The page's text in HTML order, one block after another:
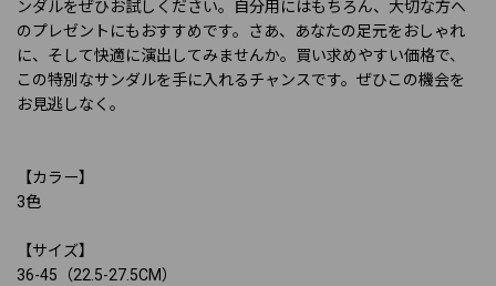
ンダルをぜひお試しください。自分用にはもちろん、大切な方へ
のプレゼントにもおすすめです。さあ、あなたの足元をおしゃれ
に、そして快適に演出してみませんか。買い求めやすい価格で、
この特別なサンダルを手に入れるチャンスです。ぜひこの機会を
お見逃しなく。
【カラー】
3色
【サイズ】
36-45（22.5-27.5CM）